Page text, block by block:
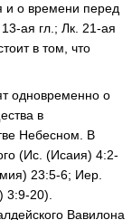
и о времени перед
ая гл.; Лк. 21-ая
в том, что
одновременно о
в
Небесном. В
(Ис. (Исаия) 4:2-
23:5-6; Иер.
20).
Вавилона